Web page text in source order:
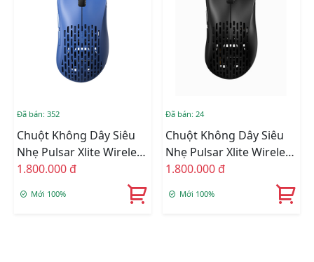
Đã bán: 352
Chuột Không Dây Siêu
Nhẹ Pulsar Xlite Wireless
V2 Competition Blue
1.800.000 đ
Mới 100%
Đã bán: 24
Chuột Không Dây Siêu
Nhẹ Pulsar Xlite Wireless
V2 Black
1.800.000 đ
Mới 100%